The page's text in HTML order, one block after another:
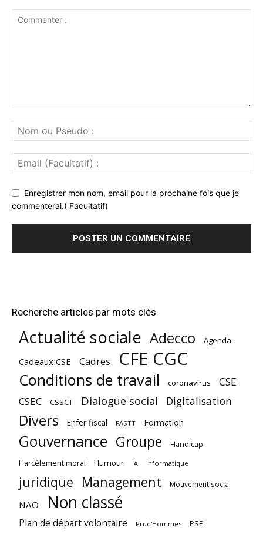
Enregistrer mon nom, email pour la prochaine fois que je
commenterai.( Facultatif)
Recherche articles par mots clés
Actualité sociale Adecco Agenda
Cadeaux CSE Cadres CFE CGC
Conditions de travail coronavirus CSE
CSEC CSSCT Dialogue social Digitalisation
Divers Enfer fiscal FASTT Formation
Gouvernance Groupe Handicap
Harcèlement moral Humour IA Informatique
juridique Management Mouvement social
NAO Non classé
Plan de départ volontaire Prud'Hommes PSE